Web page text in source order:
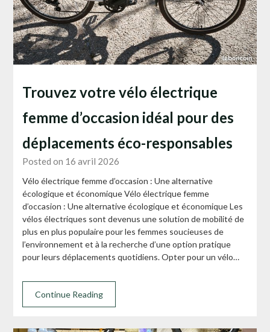
Trouvez votre vélo électrique
femme d’occasion idéal pour des
déplacements éco-responsables
Posted on 16 avril 2026
Vélo électrique femme d’occasion : Une alternative
écologique et économique Vélo électrique femme
d’occasion : Une alternative écologique et économique Les
vélos électriques sont devenus une solution de mobilité de
plus en plus populaire pour les femmes soucieuses de
l’environnement et à la recherche d’une option pratique
pour leurs déplacements quotidiens. Opter pour un vélo…
Continue Reading